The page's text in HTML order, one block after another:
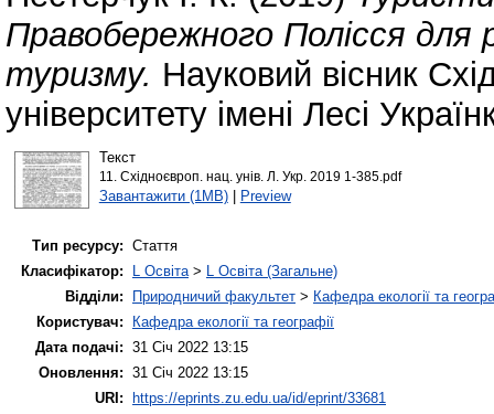
Правобережного Полісся для
туризму. Науковий вісник
університету імені Лесі
Текст
11. Східноєвроп. нац. унів. Л. Укр. 2019 1-385.pdf
Завантажити (1MB)| Preview
Тип ресурсу: Стаття
Класифікатор:
L Освіта> L Освіта (Загальне)
Відділи:
Природничий факультет > Кафедра екології та
Користувач:
Кафедра екології та географії
Дата подачі: 31 Січ 2022 13:15
Оновлення: 31 Січ 2022 13:15
URI:
https://eprints.zu.edu.ua/id/eprint/33681